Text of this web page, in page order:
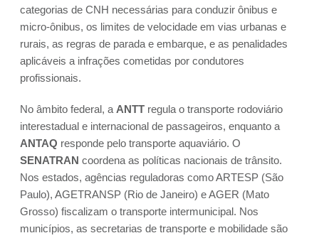
categorias de CNH necessárias para conduzir ônibus e
micro-ônibus, os limites de velocidade em vias urbanas e
rurais, as regras de parada e embarque, e as penalidades
aplicáveis a infrações cometidas por condutores
profissionais.
No âmbito federal, a ANTT regula o transporte rodoviário
interestadual e internacional de passageiros, enquanto a
ANTAQ responde pelo transporte aquaviário. O
SENATRAN coordena as políticas nacionais de trânsito.
Nos estados, agências reguladoras como ARTESP (São
Paulo), AGETRANSP (Rio de Janeiro) e AGER (Mato
Grosso) fiscalizam o transporte intermunicipal. Nos
municípios, as secretarias de transporte e mobilidade são